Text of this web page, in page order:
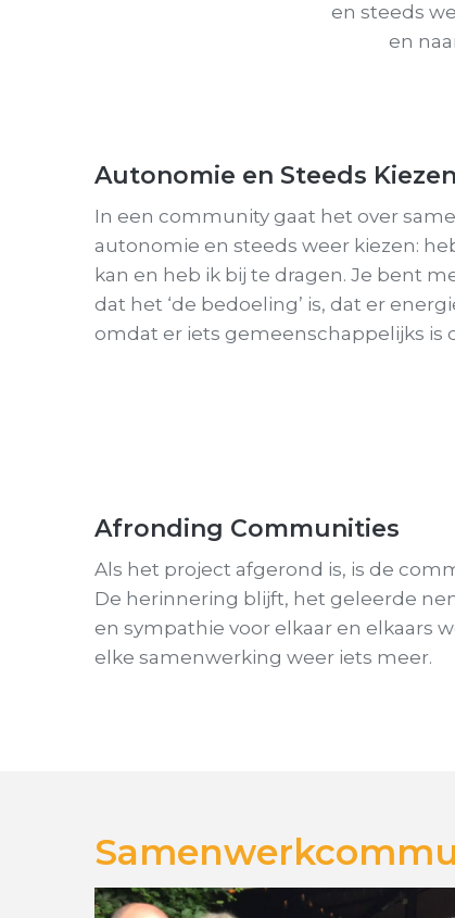
en steeds
en
Autonomie en Steeds Kiezen
In een community gaat het over
autonomie en steeds weer kiezen:
kan en heb ik bij te dragen. Je bent
dat het ‘de bedoeling’ is, dat er
omdat er iets gemeenschappelijks is
Afronding Communities
Als het project afgerond is, is de
De herinnering blijft, het geleerde
en sympathie voor elkaar en elkaars
elke samenwerking weer iets meer.